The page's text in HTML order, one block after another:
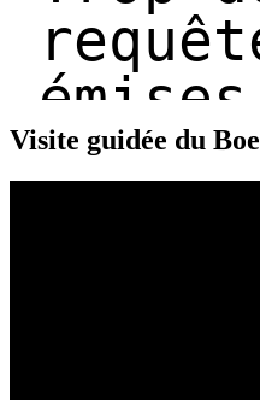
Visite guidée du